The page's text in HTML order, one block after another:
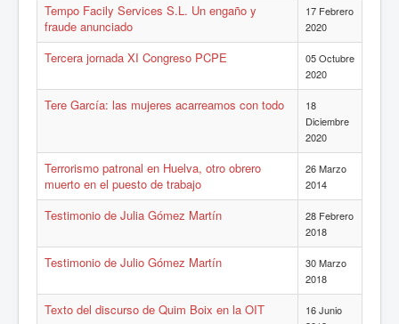
Tempo Facily Services S.L. Un engaño y
fraude anunciado
17 Febrero
2020
Tercera jornada XI Congreso PCPE
05 Octubre
2020
Tere García: las mujeres acarreamos con todo
18
Diciembre
2020
Terrorismo patronal en Huelva, otro obrero
muerto en el puesto de trabajo
26 Marzo
2014
Testimonio de Julia Gómez Martín
28 Febrero
2018
Testimonio de Julio Gómez Martín
30 Marzo
2018
Texto del discurso de Quim Boix en la OIT
16 Junio